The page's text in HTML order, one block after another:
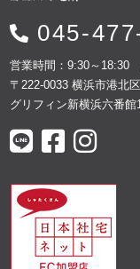
045-
営業時間：9:30～18:30
〒222-0033 横浜市港北
グリフィン新横浜六番館